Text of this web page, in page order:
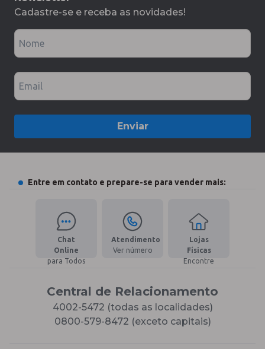
Cadastre-se e receba as novidades!
Nome
Email
Enviar
Entre em contato e prepare-se para vender mais:
Chat
Online
para Todos
Atendimento
Ver número
Lojas
Físicas
Encontre
Central de Relacionamento
4002-5472 (todas as localidades)
0800-579-8472 (exceto capitais)